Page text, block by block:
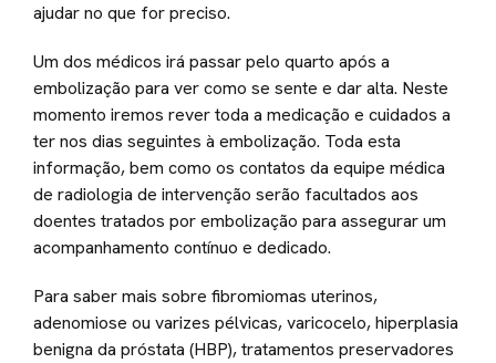
ajudar no que for preciso.
Um dos médicos irá passar pelo quarto após a
embolização para ver como se sente e dar alta. Neste
momento iremos rever toda a medicação e cuidados a
ter nos dias seguintes à embolização. Toda esta
informação, bem como os contatos da equipe médica
de radiologia de intervenção serão facultados aos
doentes tratados por embolização para assegurar um
acompanhamento contínuo e dedicado.
Para saber mais sobre fibromiomas uterinos,
adenomiose ou varizes pélvicas, varicocelo, hiperplasia
benigna da próstata (HBP), tratamentos preservadores